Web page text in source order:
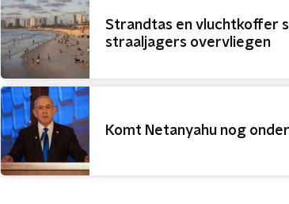
Strandtas en vluchtkoffer
straaljagers overvliegen
Komt Netanyahu nog